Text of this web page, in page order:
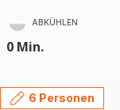
ABKÜHLEN
0 Min.
6 Personen